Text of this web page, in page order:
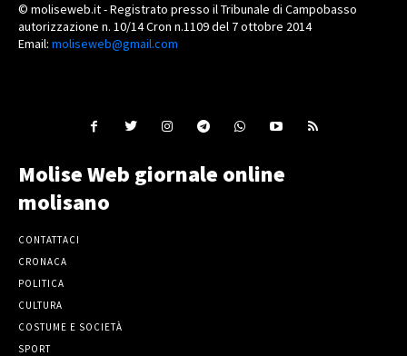
© moliseweb.it - Registrato presso il Tribunale di Campobasso
autorizzazione n. 10/14 Cron n.1109 del 7 ottobre 2014
Email: moliseweb@gmail.com
Molise Web giornale online
molisano
CONTATTACI
CRONACA
POLITICA
CULTURA
COSTUME E SOCIETÀ
SPORT